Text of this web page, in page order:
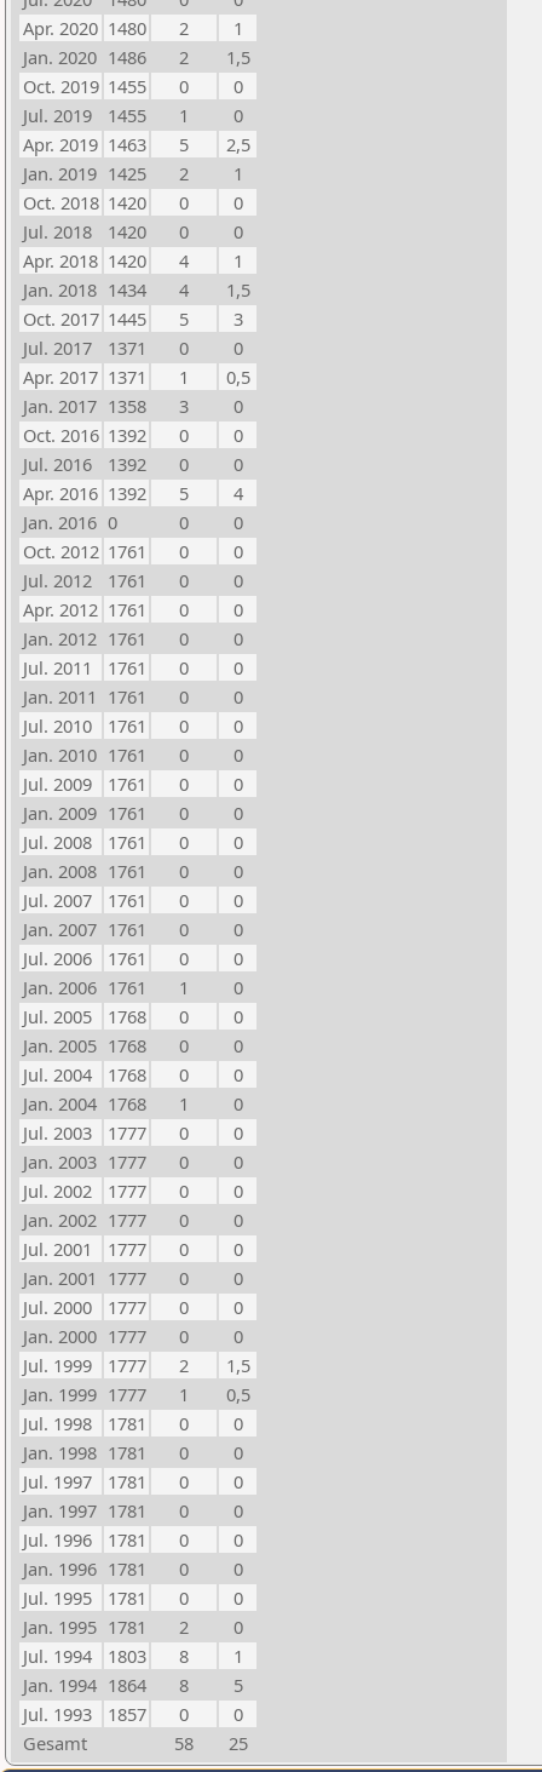
Apr. 2020 1480 2
1
Jan. 2020 1486 2
1,5
Oct. 2019 1455 0
0
Jul. 2019
1455 1
0
Apr. 2019 1463 5
2,5
Jan. 2019 1425 2
1
Oct. 2018 1420 0
0
Jul. 2018
1420 0
0
Apr. 2018 1420 4
1
Jan. 2018 1434 4
1,5
Oct. 2017 1445 5
3
Jul. 2017
1371 0
0
Apr. 2017 1371 1
0,5
Jan. 2017 1358 3
0
Oct. 2016 1392 0
0
Jul. 2016
1392 0
0
Apr. 2016 1392 5
4
Jan. 2016 0 0
0
Oct. 2012 1761 0
0
Jul. 2012
1761 0
0
Apr. 2012 1761 0
0
Jan. 2012 1761 0
0
Jul. 2011
1761 0
0
Jan. 2011 1761 0
0
Jul. 2010
1761 0
0
Jan. 2010 1761 0
0
Jul. 2009
1761 0
0
Jan. 2009 1761 0
0
Jul. 2008
1761 0
0
Jan. 2008 1761 0
0
Jul. 2007
1761 0
0
Jan. 2007 1761 0
0
Jul. 2006
1761 0
0
Jan. 2006 1761 1
0
Jul. 2005
1768 0
0
Jan. 2005 1768 0
0
Jul. 2004
1768 0
0
Jan. 2004 1768 1
0
Jul. 2003
1777 0
0
Jan. 2003 1777 0
0
Jul. 2002
1777 0
0
Jan. 2002 1777 0
0
Jul. 2001
1777 0
0
Jan. 2001 1777 0
0
Jul. 2000
1777 0
0
Jan. 2000 1777 0
0
Jul. 1999
1777 2
1,5
Jan. 1999 1777 1
0,5
Jul. 1998
1781 0
0
Jan. 1998 1781 0
0
Jul. 1997
1781 0
0
Jan. 1997 1781 0
0
Jul. 1996
1781 0
0
Jan. 1996 1781 0
0
Jul. 1995
1781 0
0
Jan. 1995 1781 2
0
Jul. 1994
1803 8
1
Jan. 1994 1864 8
5
Jul. 1993
1857 0
0
Gesamt
58 25